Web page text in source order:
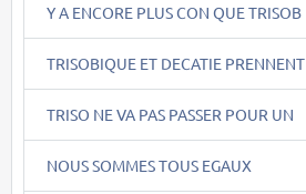
Y A ENCORE PLUS CON QUE TRISOB
TRISOBIQUE ET DECATIE PRENNENT
TRISO NE VA PAS PASSER POUR UN
NOUS SOMMES TOUS EGAUX